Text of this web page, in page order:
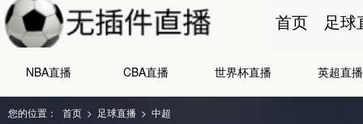
首页 足球
NBA直播 CBA直播 世界杯直播 英超直播
您的位置： 首页 > 足球直播 > 中超